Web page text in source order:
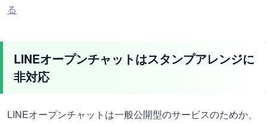
る
LINEオープンチャットはスタンプアレンジに
非対応
LINEオープンチャットは一般公開型のサービスのためか、